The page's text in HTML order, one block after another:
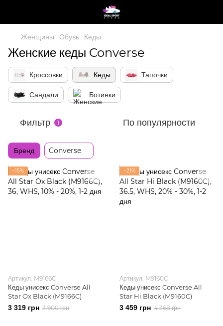
Женщины Обувь Кеды
Женские кеды Converse
Кроссовки Кеды Тапочки
Сандали Ботинки
Фильтр 1 По популярности
Бренд Converse
−15%
Артикул: M9166C
Кеды унисекс Converse All
Star Ox Black (M9166C)
3 319 грн 3 900 грн
−21%
Артикул: M9160C
Кеды унисекс Converse All
Star Hi Black (M9160C)
3 459 грн 4 368 грн